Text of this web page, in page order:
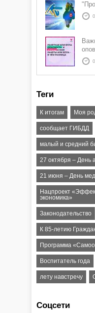
Теги
К итогам Моя
сообщает ГИБДД
малый и средний
27 октября – День
21 июня – День
Нацпроект
экономика»
Законодательство
К 85-летию
Программа
Воспитатель года
лету навстречу
Соцсети